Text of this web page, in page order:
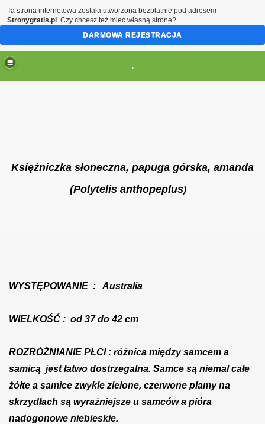
.
Księżniczka słoneczna, papuga górska, amanda
(Polytelis anthopeplus)
WYSTĘPOWANIE : Australia
WIELKOŚĆ : od 37 do 42 cm
ROZRÓŻNIANIE PŁCI : różnica między samcem a
samicą jest łatwo dostrzegalna. Samce są niemal całe
żółte a samice zwykle zielone, czerwone plamy na
skrzydłach są wyrażniejsze u samców a pióra
nadogonowe niebieskie.
Ta strona internetowa została utworzona bezpłatnie pod adresem
Stronygratis.pl . Czy chcesz też mieć własną stronę?
DARMOWA REJESTRACJA